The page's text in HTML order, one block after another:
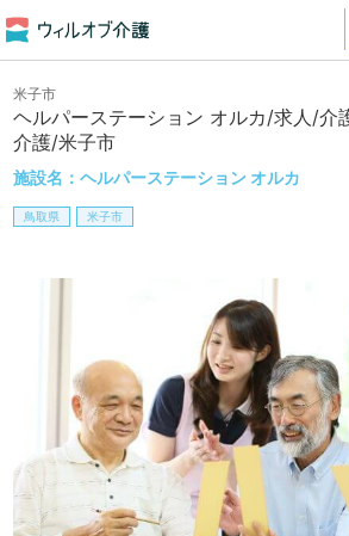
ヘルパーステーション オルカ/求人/介
介護/米子市
施設名：ヘルパーステーション オルカ
米子市
鳥取県 米子市